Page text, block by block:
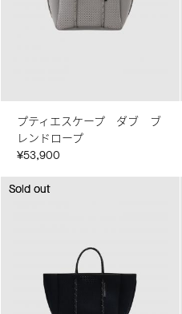
プティエスケープ ダブ ブ
レンドロープ
¥53,900
Sold out
Sold out